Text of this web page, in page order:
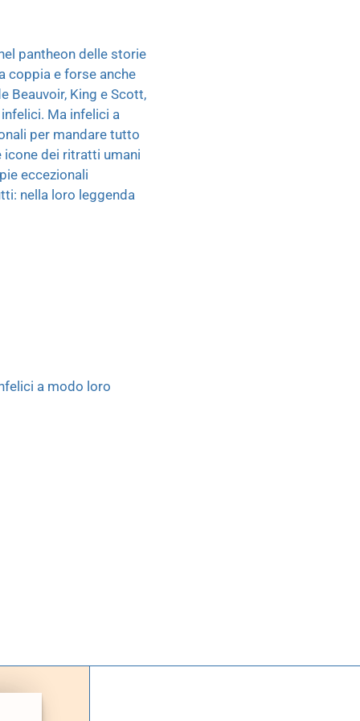
pantheon delle storie
coppia e forse anche
Beauvoir, King e Scott,
Ma infelici a
per mandare tutto
icone dei ritratti umani
eccezionali
nella loro leggenda
a modo loro